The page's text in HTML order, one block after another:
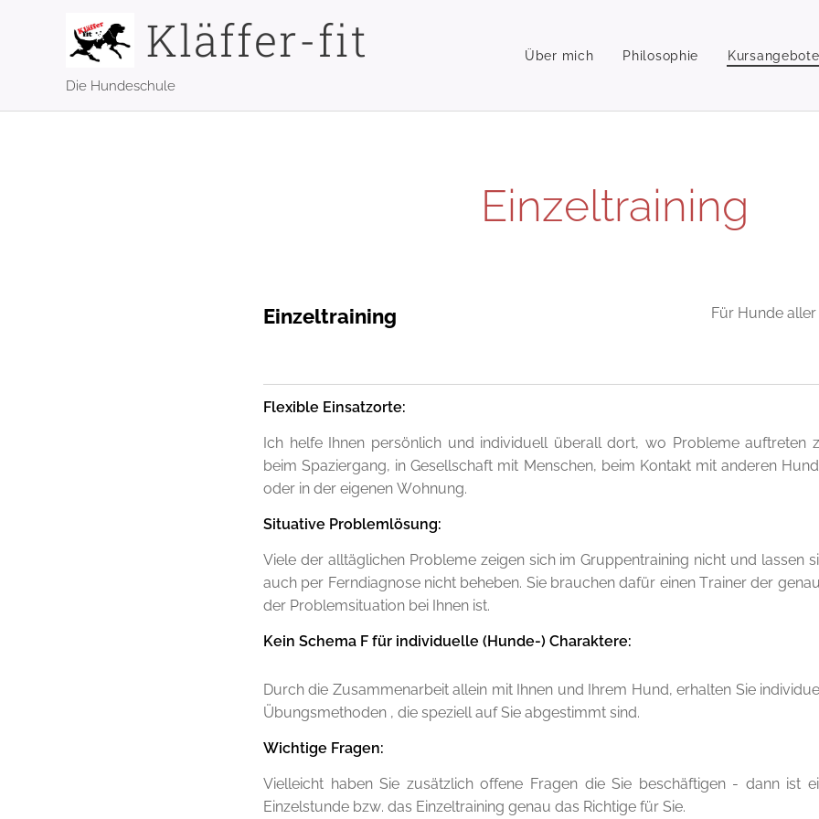
Kläffer-fit
Die Hundeschule
Über mich Philosophie Kursangebote
Einzeltraining
Einzeltraining Für Hunde
Flexible Einsatzorte:
Ich helfe Ihnen persönlich und individuell überall dort, wo Probleme auftreten
beim Spaziergang, in Gesellschaft mit Menschen, beim Kontakt mit anderen
oder in der eigenen Wohnung.
Situative Problemlösung:
Viele der alltäglichen Probleme zeigen sich im Gruppentraining nicht und lassen
auch per Ferndiagnose nicht beheben. Sie brauchen dafür einen Trainer der
der Problemsituation bei Ihnen ist.
Kein Schema F für individuelle (Hunde-) Charaktere:
Durch die Zusammenarbeit allein mit Ihnen und Ihrem Hund, erhalten Sie
Übungsmethoden , die speziell auf Sie abgestimmt sind.
Wichtige Fragen:
Vielleicht haben Sie zusätzlich offene Fragen die Sie beschäftigen - dann ist
Einzelstunde bzw. das Einzeltraining genau das Richtige für Sie.